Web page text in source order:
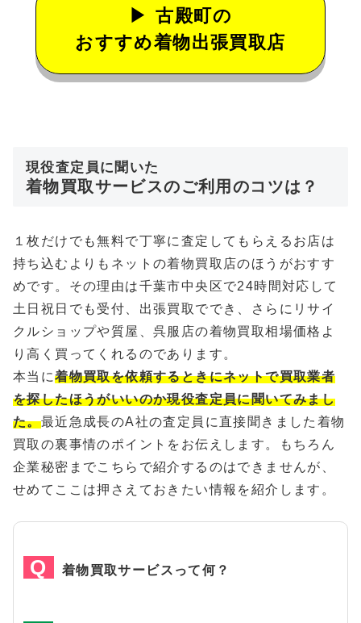
古殿町の
おすすめ着物出張買取店
現役査定員に聞いた
着物買取サービスのご利用のコツは？
１枚だけでも無料で丁寧に査定してもらえるお店は
持ち込むよりもネットの着物買取店のほうがおすす
めです。その理由は千葉市中央区で24時間対応して
土日祝日でも受付、出張買取ででき、さらにリサイ
クルショップや質屋、呉服店の着物買取相場価格よ
り高く買ってくれるのであります。
本当に着物買取を依頼するときにネットで買取業者
を探したほうがいいのか現役査定員に聞いてみまし
た。最近急成長のA社の査定員に直接聞きました着物
買取の裏事情のポイントをお伝えします。もちろん
企業秘密までこちらで紹介するのはできませんが、
せめてここは押さえておきたい情報を紹介します。
着物買取サービスって何？